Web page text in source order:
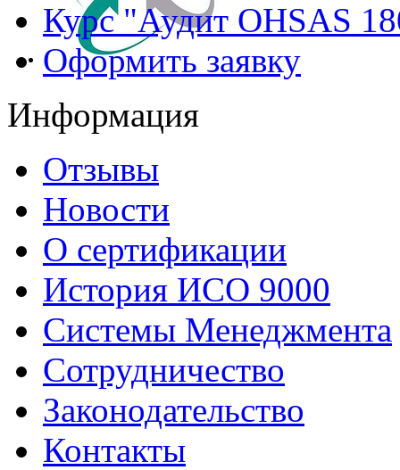
Курс "Аудит OHSAS
Оформить заявку
Информация
Отзывы
Новости
О сертификации
История ИСО 9000
Системы Менеджмента
Сотрудничество
Законодательство
Контакты